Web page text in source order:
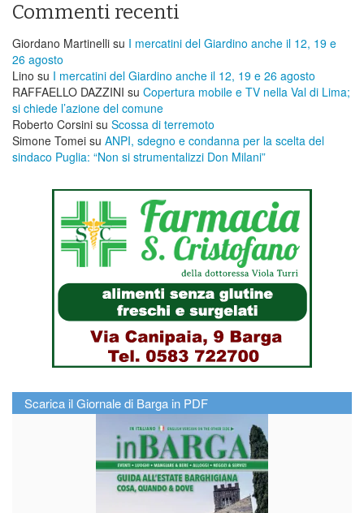
Commenti recenti
Giordano Martinelli su I mercatini del Giardino anche il 12, 19 e
26 agosto
Lino su I mercatini del Giardino anche il 12, 19 e 26 agosto
RAFFAELLO DAZZINI su ​Copertura mobile e TV nella Val di Lima;
si chiede l’azione del comune
Roberto Corsini su Scossa di terremoto
Simone Tomei su ANPI, sdegno e condanna per la scelta del
sindaco Puglia: “Non si strumentalizzi Don Milani”
Scarica il Giornale di Barga in PDF